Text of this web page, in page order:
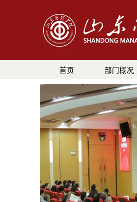
首页 部门概况